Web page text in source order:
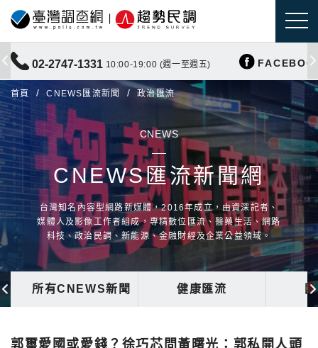
02-2747-1331 10:00-19:00 (週一至週五)
首頁 CNEWS匯流新聞 政治匯流
CNEWS
CNEWS匯流新聞網
台灣知名內容型網路新媒體，2016年成立，由資深記者、
媒體人及影像工作者組成，專精數位匯流、醫藥生活、網路
科技、政治民調、新能源、金融財經及企業公益領域。
所有CNEWS新聞 健康匯流
郭璽愛國或愛錢？徐巧芯問黃曙光：郭私開人頭